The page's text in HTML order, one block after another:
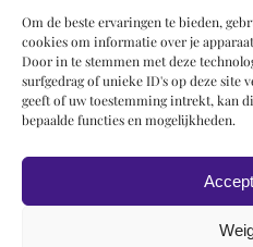
Om de beste ervaringen te bieden,
cookies om informatie over je
Door in te stemmen met deze
surfgedrag of unieke ID's op deze site
geeft of uw toestemming intrekt, kan
bepaalde functies en mogelijkheden.